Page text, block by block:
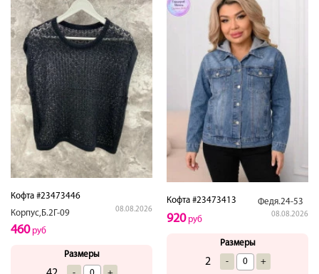
Кофта #23473446
Корпус,Б.2Г-09
08.08.2026
460руб
Размеры
Кофта #23473413 Федя.24-53
08.08.2026
920руб
Размеры
2 - +